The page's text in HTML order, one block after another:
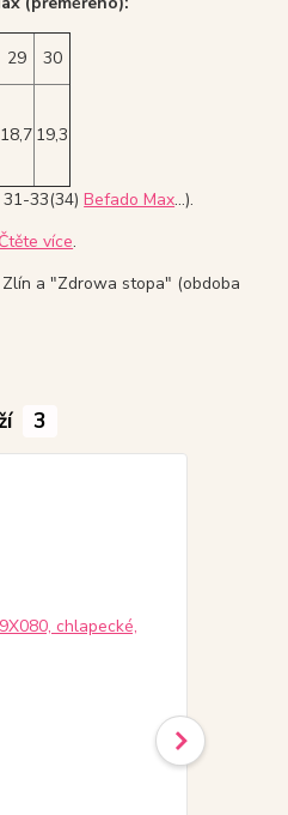
29
30
18,7 19,3
31-33(34)Befado Max...).
Čtěte více.
a "Zdrowa stopa" (obdoba
3